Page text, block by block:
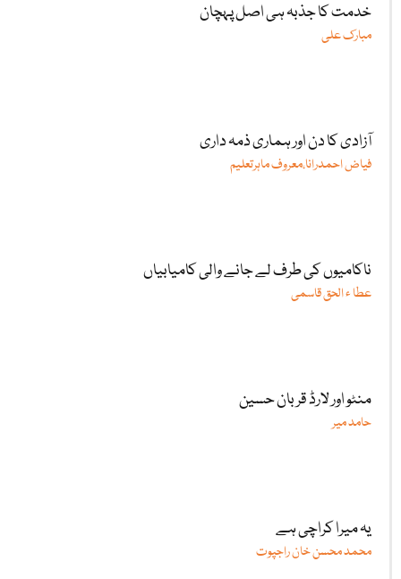
خدمت کا جذبہ ہی اصل پہچان
مبارک علی
آزادی کا دن اور ہماری ذمہ داری
فیاض احمدرانا،معروف ماہرتعلیم
ناکامیوں کی طرف لے جانے والی کامیابیاں
عطا ء الحق قاسمی
منٹو اور لارڈ قربان حسین
حامد میر
یہ میرا کراچی ہے
محمد محسن خان راجپوت